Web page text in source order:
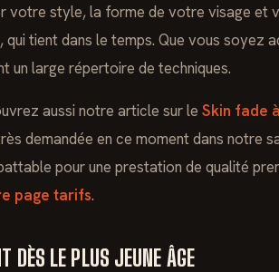
votre style, la forme de votre visage et
tient dans le temps. Que vous soyez
un large répertoire de techniques.
aussi notre article sur le Skin fade
demandée en ce moment dans notre
pour une prestation de qualité
page tarifs.
DÈS LE PLUS JEUNE ÂGE